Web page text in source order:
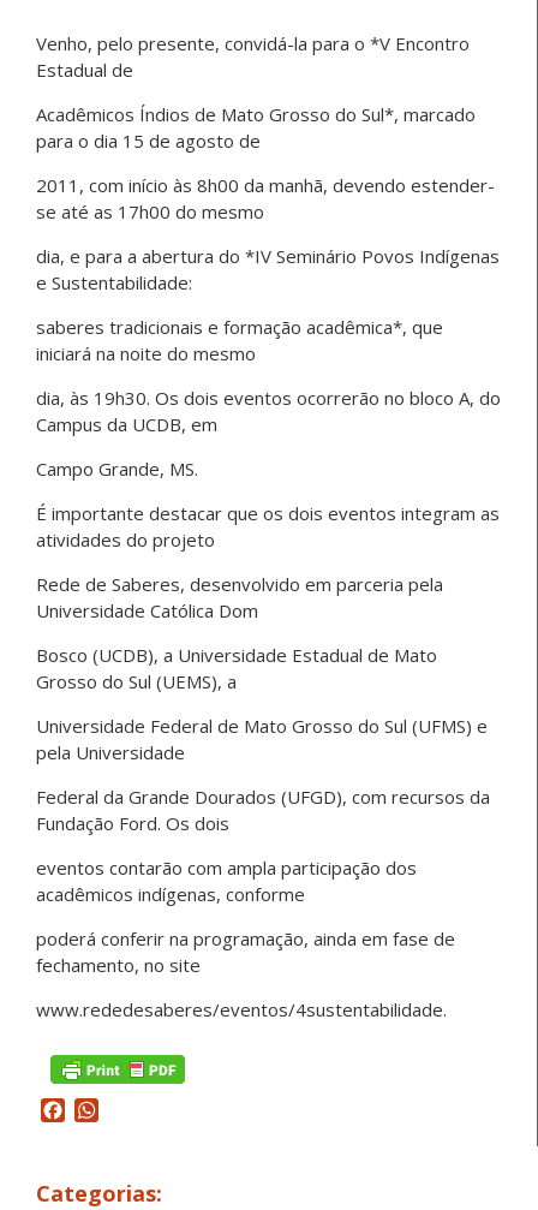
Venho, pelo presente, convidá-la para o *V Encontro
Estadual de
Acadêmicos Índios de Mato Grosso do Sul*, marcado
para o dia 15 de agosto de
2011, com início às 8h00 da manhã, devendo estender-
se até as 17h00 do mesmo
dia, e para a abertura do *IV Seminário Povos Indígenas
e Sustentabilidade:
saberes tradicionais e formação acadêmica*, que
iniciará na noite do mesmo
dia, às 19h30. Os dois eventos ocorrerão no bloco A, do
Campus da UCDB, em
Campo Grande, MS.
É importante destacar que os dois eventos integram as
atividades do projeto
Rede de Saberes, desenvolvido em parceria pela
Universidade Católica Dom
Bosco (UCDB), a Universidade Estadual de Mato
Grosso do Sul (UEMS), a
Universidade Federal de Mato Grosso do Sul (UFMS) e
pela Universidade
Federal da Grande Dourados (UFGD), com recursos da
Fundação Ford. Os dois
eventos contarão com ampla participação dos
acadêmicos indígenas, conforme
poderá conferir na programação, ainda em fase de
fechamento, no site
www.rededesaberes/eventos/4sustentabilidade.
Facebook
Categorias: